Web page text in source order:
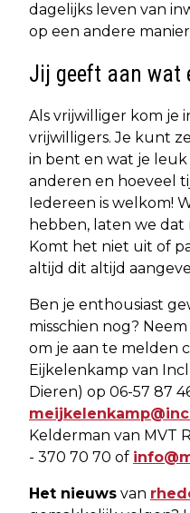
dagelijks leven van
op een andere
Jij geeft aan wat
Als vrijwilliger kom je
vrijwilligers. Je kunt
in bent en wat je
anderen en hoeveel
Iedereen is welkom!
hebben, laten we
Komt het niet uit of
altijd dit altijd
Ben je enthousiast
misschien nog?
om je aan te melden
Eijkelenkamp van
Dieren) op 06-57 87
Kelderman van MVT
- 370 70 70 of
Het nieuws van